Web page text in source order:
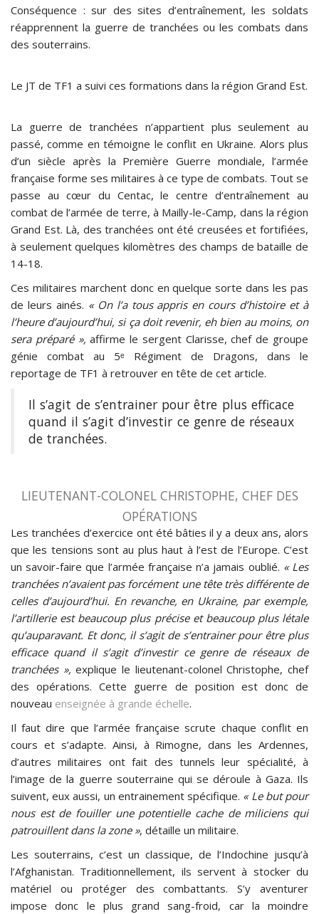
Conséquence : sur des sites d’entraînement, les soldats
réapprennent la guerre de tranchées ou les combats dans
des souterrains.
Le JT de TF1 a suivi ces formations dans la région Grand Est.
La guerre de tranchées n’appartient plus seulement au
passé, comme en témoigne le conflit en Ukraine. Alors plus
d’un siècle après la Première Guerre mondiale, l’armée
française forme ses militaires à ce type de combats. Tout se
passe au cœur du Centac, le centre d’entraînement au
combat de l’armée de terre, à Mailly-le-Camp, dans la région
Grand Est. Là, des tranchées ont été creusées et fortifiées,
à seulement quelques kilomètres des champs de bataille de
14-18.
Ces militaires marchent donc en quelque sorte dans les pas
de leurs ainés. « On l’a tous appris en cours d’histoire et à
l’heure d’aujourd’hui, si ça doit revenir, eh bien au moins, on
sera préparé », affirme le sergent Clarisse, chef de groupe
génie combat au 5ᵉ Régiment de Dragons, dans le
reportage de TF1 à retrouver en tête de cet article.
Il s’agit de s’entrainer pour être plus efficace
quand il s’agit d’investir ce genre de réseaux
de tranchées.
LIEUTENANT-COLONEL CHRISTOPHE, CHEF DES
OPÉRATIONS
Les tranchées d’exercice ont été bâties il y a deux ans, alors
que les tensions sont au plus haut à l’est de l’Europe. C’est
un savoir-faire que l’armée française n’a jamais oublié. « Les
tranchées n’avaient pas forcément une tête très différente de
celles d’aujourd’hui. En revanche, en Ukraine, par exemple,
l’artillerie est beaucoup plus précise et beaucoup plus létale
qu’auparavant. Et donc, il s’agit de s’entrainer pour être plus
efficace quand il s’agit d’investir ce genre de réseaux de
tranchées », explique le lieutenant-colonel Christophe, chef
des opérations. Cette guerre de position est donc de
nouveau enseignée à grande échelle.
Il faut dire que l’armée française scrute chaque conflit en
cours et s’adapte. Ainsi, à Rimogne, dans les Ardennes,
d’autres militaires ont fait des tunnels leur spécialité, à
l’image de la guerre souterraine qui se déroule à Gaza. Ils
suivent, eux aussi, un entrainement spécifique. « Le but pour
nous est de fouiller une potentielle cache de miliciens qui
patrouillent dans la zone », détaille un militaire.
Les souterrains, c’est un classique, de l’Indochine jusqu’à
l’Afghanistan. Traditionnellement, ils servent à stocker du
matériel ou protéger des combattants. S’y aventurer
impose donc le plus grand sang-froid, car la moindre